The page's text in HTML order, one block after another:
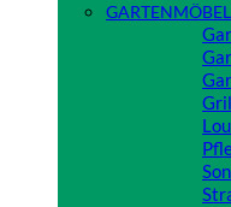
GARTENMÖBEL